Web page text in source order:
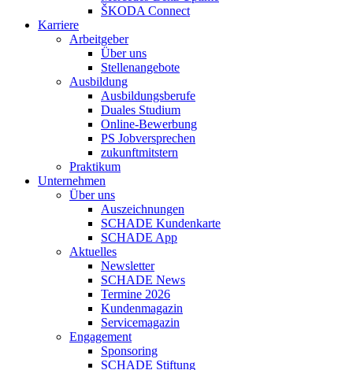
ŠKODA Connect
Karriere
Arbeitgeber
Über uns
Stellenangebote
Ausbildung
Ausbildungsberufe
Duales Studium
Online-Bewerbung
PS Jobversprechen
zukunftmitstern
Praktikum
Unternehmen
Über uns
Auszeichnungen
SCHADE Kundenkarte
SCHADE App
Aktuelles
Newsletter
SCHADE News
Termine 2026
Kundenmagazin
Servicemagazin
Engagement
Sponsoring
SCHADE Stiftung